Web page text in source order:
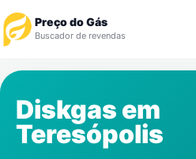
Preço do Gás
Buscador de revendas
Revendedor
Diskgas em
Teresópolis